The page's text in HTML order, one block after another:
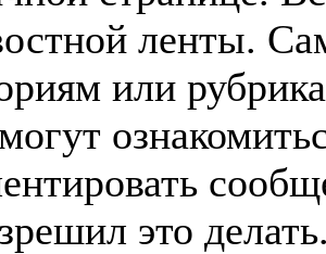
ленты.
или
это